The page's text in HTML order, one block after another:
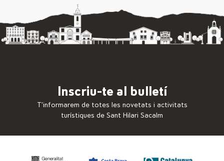
Inscriu-te al bulletí
T’informarem de totes les novetats i activitats
turístiques de Sant Hilari Sacalm